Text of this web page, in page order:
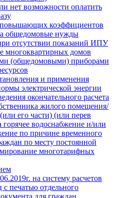
нет возможности оплатить
коэффициентов
общедомовые нужды
отсутствии показаний ИПУ
многоквартирных домов
(общедомовыми) приборами
и применения
электрической энергии
окончательного расчета
жилого помещения/
его части) (или перев
горячее водоснабжение и/или
по причине временного
по месту постоянной
многотарифных
на систему расчетов
с печатью отдельного